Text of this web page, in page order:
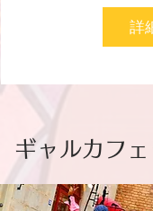
詳
ギャルカフ